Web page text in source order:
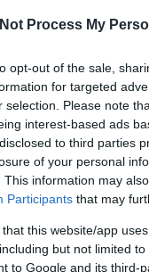
Process My
opt-out of the sale,
for targeted
selection. Please note
interest-based ads
to third parties
of your personal
This information may
Participants that may
that this website/app
but not limited
to Google and its third-
úgy tűnik, nem
kell az ilyen
nézett
nincs